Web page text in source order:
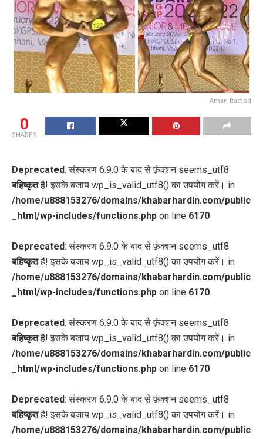
Aman Rathod
0
SHARES
Deprecated: संस्करण 6.9.0 के बाद से फ़ंक्शन seems_utf8
बहिष्कृतहै! इसके बजाय wp_is_valid_utf8() का उपयोग करें। in
/home/u888153276/domains/khabarhardin.com/public
_html/wp-includes/functions.php on line 6170
Deprecated: संस्करण 6.9.0 के बाद से फ़ंक्शन seems_utf8
बहिष्कृतहै! इसके बजाय wp_is_valid_utf8() का उपयोग करें। in
/home/u888153276/domains/khabarhardin.com/public
_html/wp-includes/functions.php on line 6170
Deprecated: संस्करण 6.9.0 के बाद से फ़ंक्शन seems_utf8
बहिष्कृतहै! इसके बजाय wp_is_valid_utf8() का उपयोग करें। in
/home/u888153276/domains/khabarhardin.com/public
_html/wp-includes/functions.php on line 6170
Deprecated: संस्करण 6.9.0 के बाद से फ़ंक्शन seems_utf8
बहिष्कृतहै! इसके बजाय wp_is_valid_utf8() का उपयोग करें। in
/home/u888153276/domains/khabarhardin.com/public